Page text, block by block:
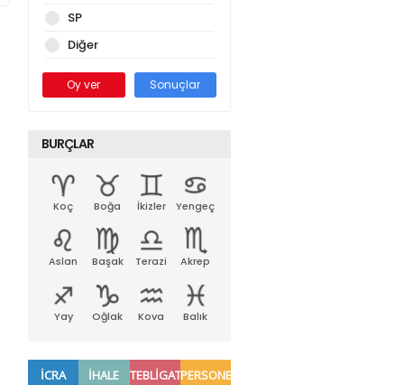
SP
Diğer
Oy ver Sonuçlar
BURÇLAR
Koç Boğa İkizler Yengeç
Aslan Başak Terazi Akrep
Yay Oğlak Kova Balık